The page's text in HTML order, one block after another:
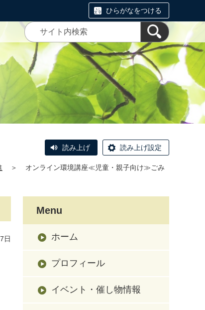
ひらがなをつける
読み上げ 読み上げ設定
＞
オンライン環境講座≪児童・親子向け≫ごみ
日
Menu
ホーム
プロフィール
イベント・催し物情報